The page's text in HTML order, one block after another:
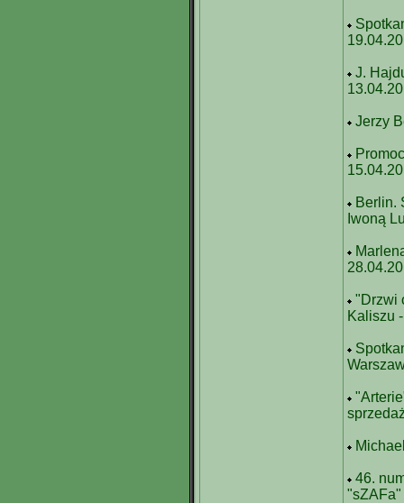
J.
Jerzy
Berlin.
Iwoną
"Drzwi
Kaliszu
46.
"sZAFa"